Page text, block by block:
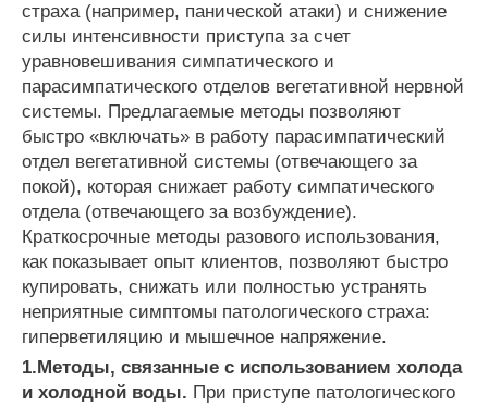
страха(например, панической атаки) и снижение
силы интенсивности приступа за счет
уравновешивания симпатического и
парасимпатического отделов вегетативной нервной
системы. Предлагаемые методы позволяют
быстро «включать» в работу парасимпатический
отдел вегетативной системы (отвечающего за
покой), которая снижает работу симпатического
отдела(отвечающего за возбуждение).
Краткосрочные методы разового использования,
как показывает опыт клиентов, позволяют быстро
купировать, снижать или полностью устранять
неприятные симптомы патологического страха:
гиперветиляцию и мышечное напряжение.
1.Методы, связанные с использованием холода
и холодной воды. При приступе патологического